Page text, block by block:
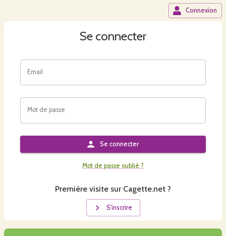
Connexion
Se connecter
Email
Mot de passe
Se connecter
Mot de passe oublié ?
Première visite sur Cagette.net ?
S'inscrire